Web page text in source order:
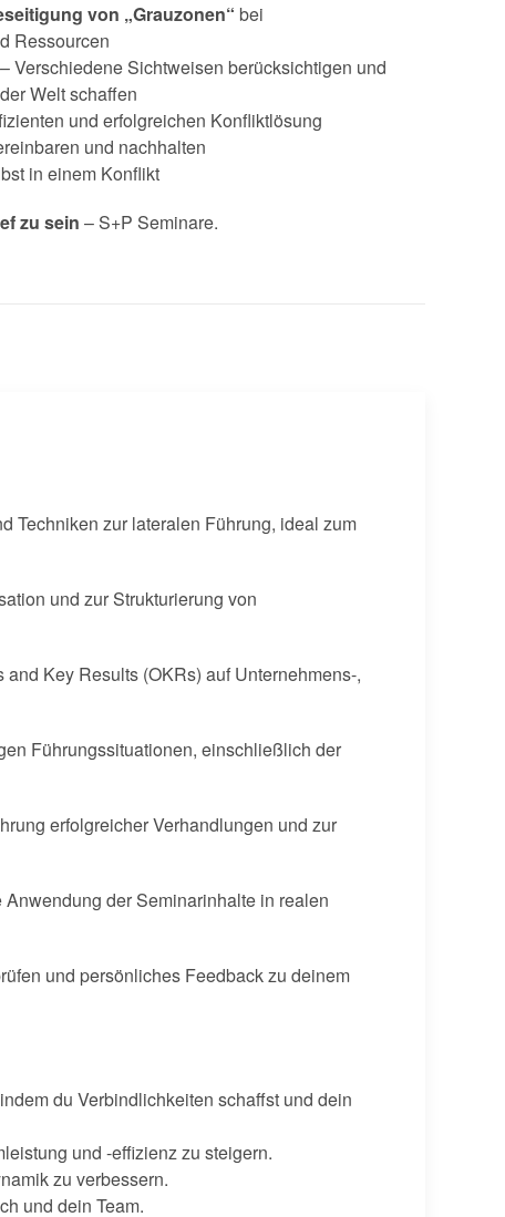
von „Grauzonen“ bei
Ressourcen
– Verschiedene Sichtweisen berücksichtigen und
Welt schaffen
und erfolgreichen Konfliktlösung
und nachhalten
in einem Konflikt
zu sein – S+P Seminare.
Techniken zur lateralen Führung, ideal zum
und zur Strukturierung von
Key Results (OKRs) auf Unternehmens-,
Führungssituationen, einschließlich der
erfolgreicher Verhandlungen und zur
der Seminarinhalte in realen
und persönliches Feedback zu deinem
du Verbindlichkeiten schaffst und dein
und -effizienz zu steigern.
zu verbessern.
und dein Team.